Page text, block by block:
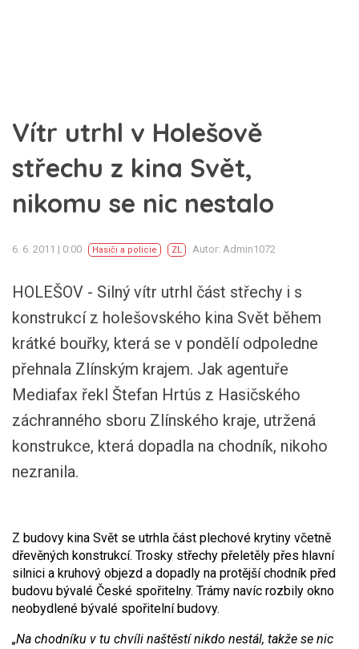
Vítr utrhl v Holešově
střechu z kina Svět,
nikomu se nic nestalo
6. 6. 2011 | 0:00 Hasiči a policie ZL Autor: Admin1072
HOLEŠOV - Silný vítr utrhl část střechy i s
konstrukcí z holešovského kina Svět během
krátké bouřky, která se v pondělí odpoledne
přehnala Zlínským krajem. Jak agentuře
Mediafax řekl Štefan Hrtús z Hasičského
záchranného sboru Zlínského kraje, utržená
konstrukce, která dopadla na chodník, nikoho
nezranila.
Z budovy kina Svět se utrhla část plechové krytiny včetně
dřevěných konstrukcí. Trosky střechy přeletěly přes hlavní
silnici a kruhový objezd a dopadly na protější chodník před
budovu bývalé České spořitelny. Trámy navíc rozbily okno
neobydlené bývalé spořitelní budovy.
„Na chodníku v tu chvíli naštěstí nikdo nestál, takže se nic